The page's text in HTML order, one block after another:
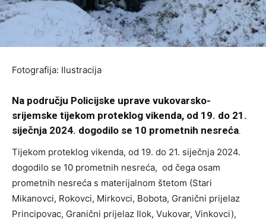
Fotografija: Ilustracija
Na području Policijske uprave vukovarsko-
srijemske tijekom proteklog vikenda, od 19. do 21.
siječnja 2024. dogodilo se 10 prometnih nesreća.
Tijekom proteklog vikenda, od 19. do 21. siječnja 2024.
dogodilo se 10 prometnih nesreća, od čega osam
prometnih nesreća s materijalnom štetom (Stari
Mikanovci, Rokovci, Mirkovci, Bobota, Granični prijelaz
Principovac, Granični prijelaz Ilok, Vukovar, Vinkovci),